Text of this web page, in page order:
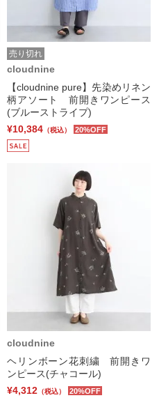
売り切れ
cloudnine
【cloudnine pure】先染めリネン
柄アソート 前開きワンピース
(ブルーストライプ)
¥10,384 （税込） 20%OFF
cloudnine
ヘリンボーン花刺繍 前開きワ
ンピース(チャコール)
¥4,312 （税込） 20%OFF